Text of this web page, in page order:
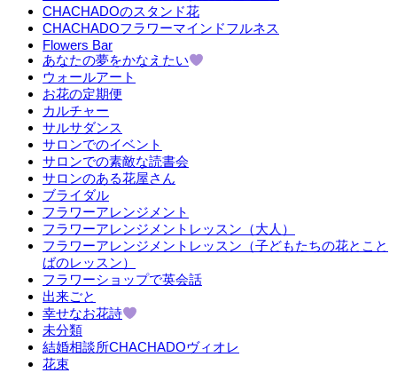
CHACHADOのスタンド花
CHACHADOフラワーマインドフルネス
Flowers Bar
あなたの夢をかなえたい
ウォールアート
お花の定期便
カルチャー
サルサダンス
サロンでのイベント
サロンでの素敵な読書会
サロンのある花屋さん
ブライダル
フラワーアレンジメント
フラワーアレンジメントレッスン（大人）
フラワーアレンジメントレッスン（子どもたちの花とこと
ばのレッスン）
フラワーショップで英会話
出来ごと
幸せなお花詩
未分類
結婚相談所CHACHADOヴィオレ
花束